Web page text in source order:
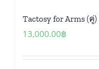
Tactosy for Arms (คู่)
13,000.00฿